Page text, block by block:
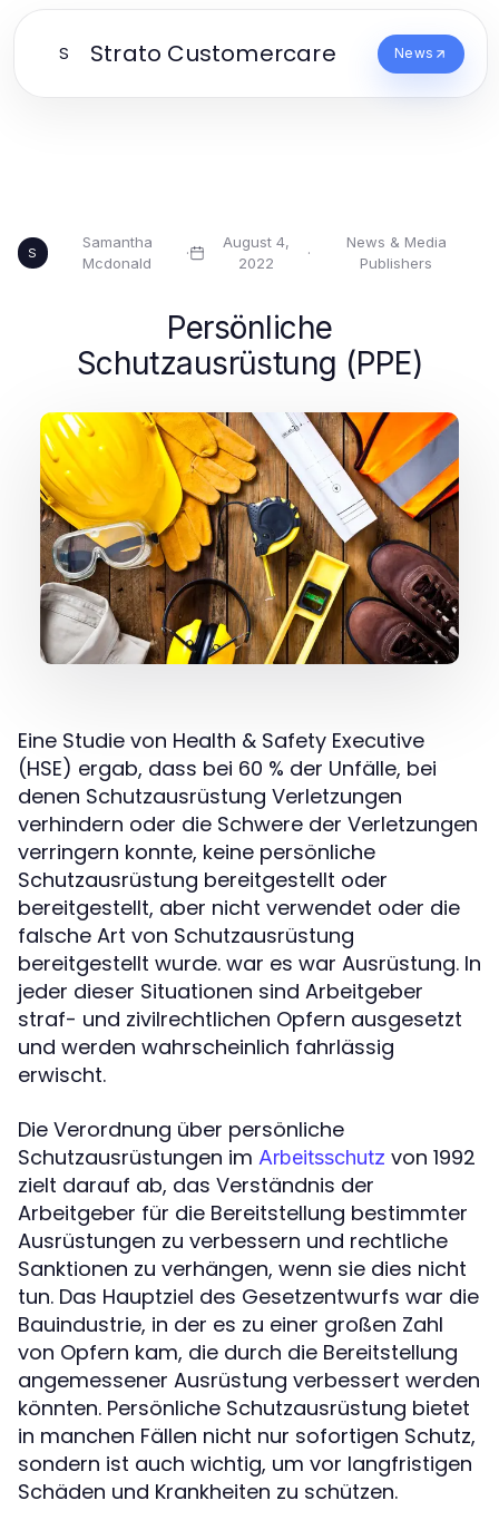
S Strato Customercare News
S
Samantha
Mcdonald
·
August 4,
2022
·
News & Media
Publishers
Persönliche
Schutzausrüstung (PPE)
Eine Studie von Health & Safety Executive
(HSE) ergab, dass bei 60 % der Unfälle, bei
denen Schutzausrüstung Verletzungen
verhindern oder die Schwere der Verletzungen
verringern konnte, keine persönliche
Schutzausrüstung bereitgestellt oder
bereitgestellt, aber nicht verwendet oder die
falsche Art von Schutzausrüstung
bereitgestellt wurde. war es war Ausrüstung. In
jeder dieser Situationen sind Arbeitgeber
straf- und zivilrechtlichen Opfern ausgesetzt
und werden wahrscheinlich fahrlässig
erwischt.
Die Verordnung über persönliche
Schutzausrüstungen im Arbeitsschutz von 1992
zielt darauf ab, das Verständnis der
Arbeitgeber für die Bereitstellung bestimmter
Ausrüstungen zu verbessern und rechtliche
Sanktionen zu verhängen, wenn sie dies nicht
tun. Das Hauptziel des Gesetzentwurfs war die
Bauindustrie, in der es zu einer großen Zahl
von Opfern kam, die durch die Bereitstellung
angemessener Ausrüstung verbessert werden
könnten. Persönliche Schutzausrüstung bietet
in manchen Fällen nicht nur sofortigen Schutz,
sondern ist auch wichtig, um vor langfristigen
Schäden und Krankheiten zu schützen.